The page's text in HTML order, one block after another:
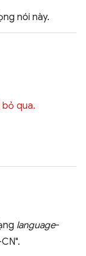
nói này.
qua.
language-